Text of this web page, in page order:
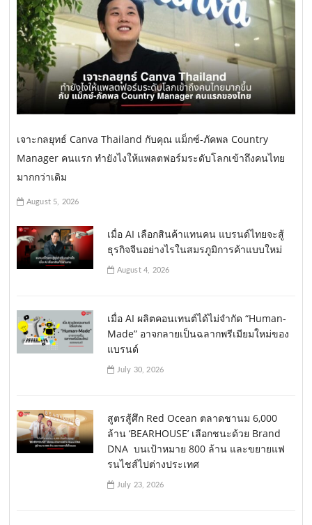
เจาะกลยุทธ์ Canva Thailand กับคุณ แม็กซ์-ภัคพล Country
Manager คนแรก ทำยังไงให้แพลตฟอร์มระดับโลกเข้าถึงคนไทย
มากกว่าเดิม
August 5, 2026
เมื่อ AI เลือกสินค้าแทนคน แบรนด์ไทยจะสู้
ธุรกิจจีนอย่างไรในสมรภูมิการค้าแบบใหม่
August 4, 2026
เมื่อ AI ผลิตคอนเทนต์ได้ไม่จำกัด “Human-
Made” อาจกลายเป็นฉลากพรีเมียมใหม่ของ
แบรนด์
July 30, 2026
สูตรสู้ศึก Red Ocean ตลาดชานม 6,000
ล้าน ‘BEARHOUSE’ เลือกชนะด้วย Brand
DNA บนเป้าหมาย 800 ล้าน และขยายแฟ
รนไชส์ไปต่างประเทศ
July 23, 2026